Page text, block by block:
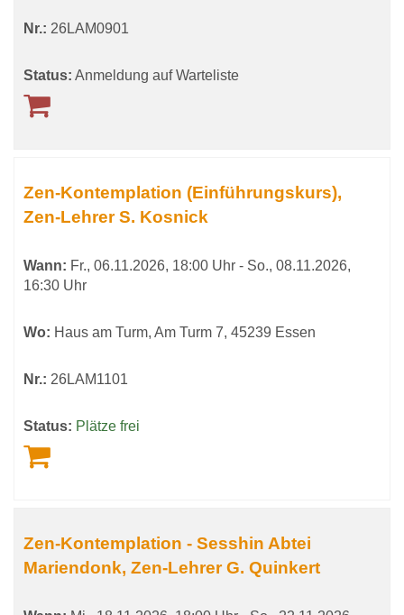
Nr.: 26LAM0901
Status: Anmeldung auf Warteliste
Zen-Kontemplation (Einführungskurs),
Zen-Lehrer S. Kosnick
Wann: Fr., 06.11.2026, 18:00 Uhr - So., 08.11.2026,
16:30 Uhr
Wo: Haus am Turm, Am Turm 7, 45239 Essen
Nr.: 26LAM1101
Status: Plätze frei
Zen-Kontemplation - Sesshin Abtei
Mariendonk, Zen-Lehrer G. Quinkert